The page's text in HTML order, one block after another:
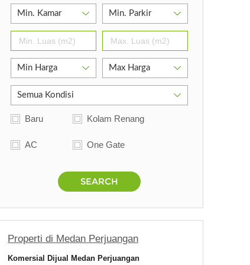
Baru Kolam Renang
AC One Gate
SEARCH
Properti di Medan Perjuangan
Komersial Dijual Medan Perjuangan